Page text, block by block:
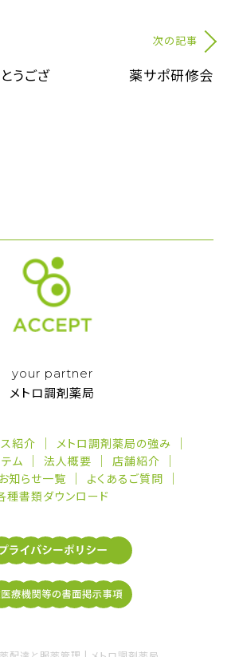
うござ
次の記事
薬サポ研修会
your partner
メトロ調剤薬局
紹介
メトロ調剤薬局の強み
ム
法人概要
店舗紹介
お知らせ一覧
よくあるご質問
種書類ダウンロード